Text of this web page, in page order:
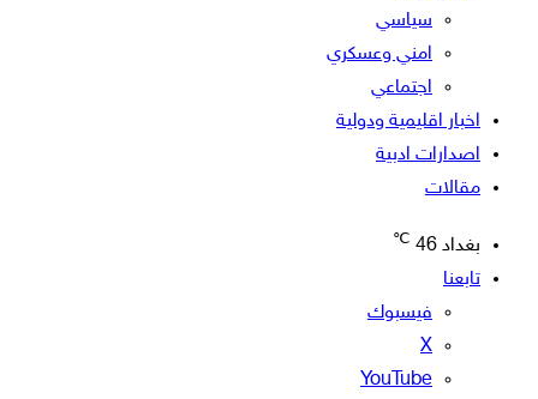
سياسي
امني وعسكري
اجتماعي
اخبار اقليمية ودولية
اصدارات ادبية
مقالات
بغداد 46
℃
تابعنا
فيسبوك
‫X
‫YouTube